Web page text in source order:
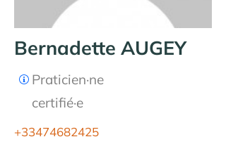
Bernadette AUGEY
Praticien·ne
certifié·e
+33474682425